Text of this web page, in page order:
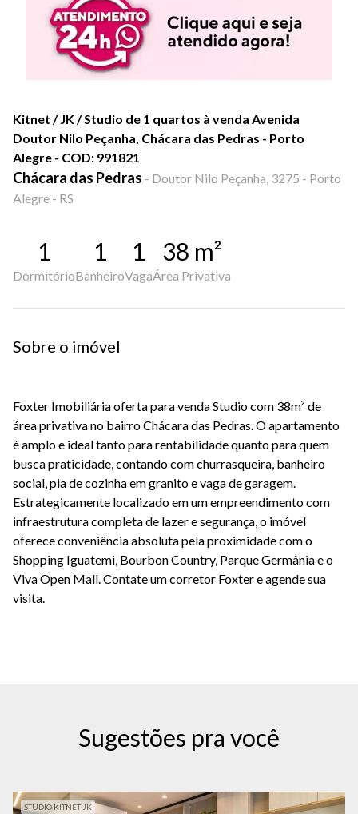
Kitnet / JK / Studio de 1 quartos à venda Avenida
Doutor Nilo Peçanha, Chácara das Pedras - Porto
Alegre - COD: 991821
Chácara das Pedras - Doutor Nilo Peçanha, 3275 - Porto
Alegre - RS
1
Dormitório
1
Banheiro
1
Vaga
38 m²
Área Privativa
Sobre o imóvel
Foxter Imobiliária oferta para venda Studio com 38m² de
área privativa no bairro Chácara das Pedras. O apartamento
é amplo e ideal tanto para rentabilidade quanto para quem
busca praticidade, contando com churrasqueira, banheiro
social, pia de cozinha em granito e vaga de garagem.
Estrategicamente localizado em um empreendimento com
infraestrutura completa de lazer e segurança, o imóvel
oferece conveniência absoluta pela proximidade com o
Shopping Iguatemi, Bourbon Country, Parque Germânia e o
Viva Open Mall. Contate um corretor Foxter e agende sua
visita.
Sugestões pra você
STUDIO KITNET JK